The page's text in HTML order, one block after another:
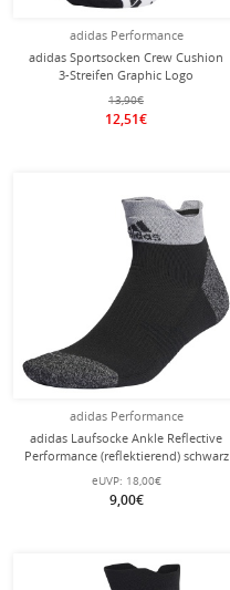
adidas Performance
adidas Sportsocken Crew Cushion
3-Streifen Graphic Logo
schwarz/weiss - 2 Paar
13,90€
12,51€
adidas Performance
adidas Laufsocke Ankle Reflective
Performance (reflektierend) schwarz
- 1 Paar
eUVP: 18,00€
9,00€